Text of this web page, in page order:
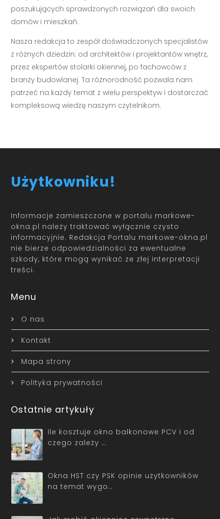
poszukujących sprawdzonych rozwiązań dla swoich
domów i mieszkań.
Nasza redakcja to zespół doświadczonych specjalistów
z różnych dziedzin: od architektów i projektantów wnętrz,
przez ekspertów stolarki okiennej, po fachowców z
branży budowlanej. Ta różnorodność pozwala nam
patrzeć na każdy temat z wielu perspektyw i dostarczać
kompleksową wiedzę naszym czytelnikom.
Użytkowniku!
Informacje zamieszczone w portalu markowe-
okna.pl należy traktować wyłącznie czysto
informacyjnie. Redakcja Portalu markowe-okna.pl
nie bierze odpowiedzialności za ewentualne
szkody, które mogą wynikać ze złej interpretacji
treści.
Menu
O nas
Kontakt
Mapa strony
Polityka prywatności
Ostatnie artykuły
Ile kosztuje okno balkonowe PCV i od
czego zależy …
Okna HST czy PSK opinie użytkowników
na temat wygo…